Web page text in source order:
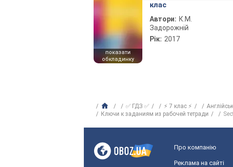
показати
обкладинку
клас
Автори: К.М.
Задорожній
Рік: 2017
✅ ГДЗ ✅ ⚡ 7 клас ⚡
Ключи к заданиям из рабочей тетради
Про компанію
Реклама на сайті